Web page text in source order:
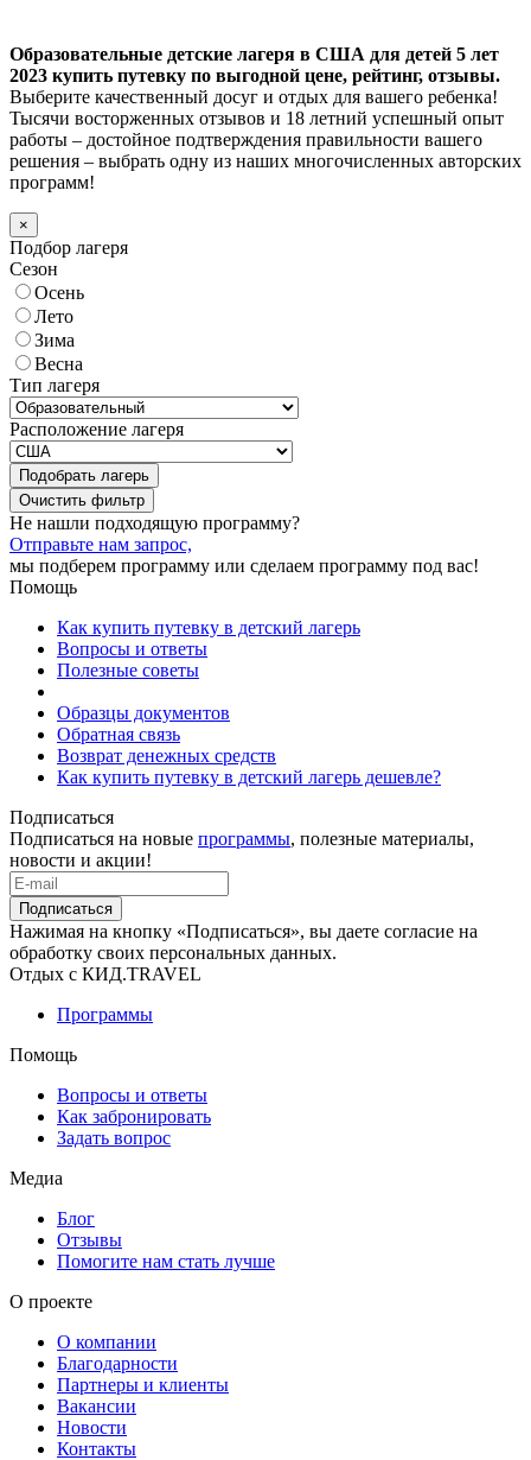
Образовательные детские лагеря в США для детей 5 лет
2023 купить путевку по выгодной цене, рейтинг, отзывы.
Выберите качественный досуг и отдых для вашего ребенка!
Тысячи восторженных отзывов и 18 летний успешный опыт
работы – достойное подтверждения правильности вашего
решения – выбрать одну из наших многочисленных авторских
программ!
×
Подбор лагеря
Сезон
Осень
Лето
Зима
Весна
Тип лагеря
Расположение лагеря
Подобрать лагерь
Не нашли подходящую программу?
Отправьте нам запрос,
мы подберем программу или сделаем программу под вас!
Помощь
Как купить путевку в детский лагерь
Вопросы и ответы
Полезные советы
Образцы документов
Обратная связь
Возврат денежных средств
Как купить путевку в детский лагерь дешевле?
Подписаться
Подписаться на новые программы, полезные материалы,
новости и акции!
Подписаться
Нажимая на кнопку «Подписаться», вы даете согласие на
обработку своих персональных данных.
Отдых с КИД.TRAVEL
Программы
Помощь
Вопросы и ответы
Как забронировать
Задать вопрос
Медиа
Блог
Отзывы
Помогите нам стать лучше
О проекте
О компании
Благодарности
Партнеры и клиенты
Вакансии
Новости
Контакты